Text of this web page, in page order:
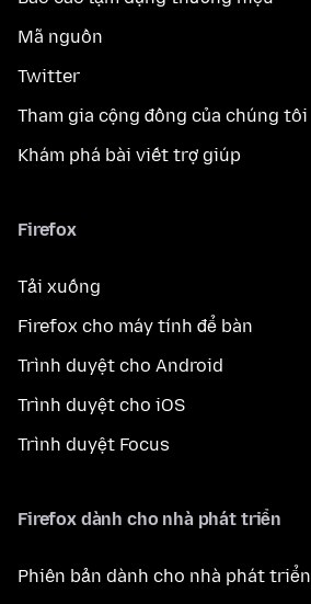
Mã nguồn
Twitter
Tham gia cộng đồng của chúng tôi
Khám phá bài viết trợ giúp
Firefox
Tải xuống
Firefox cho máy tính để bàn
Trình duyệt cho Android
Trình duyệt cho iOS
Trình duyệt Focus
Firefox dành cho nhà phát triển
Phiên bản dành cho nhà phát triển